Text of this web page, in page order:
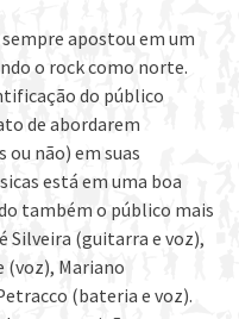
apostou em um
o rock como norte.
do público
de abordarem
não) em suas
está em uma boa
também o público mais
Silveira (guitarra e voz),
Mariano
(bateria e voz).